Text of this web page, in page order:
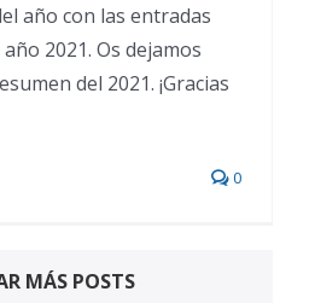
año con las entradas
2021. Os dejamos
del 2021. ¡Gracias
0
MÁS POSTS